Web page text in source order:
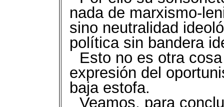
nada de marxismo-
sino neutralidad
política sin bandera
Esto no es otra
expresión del
baja estofa.
Veamos, para